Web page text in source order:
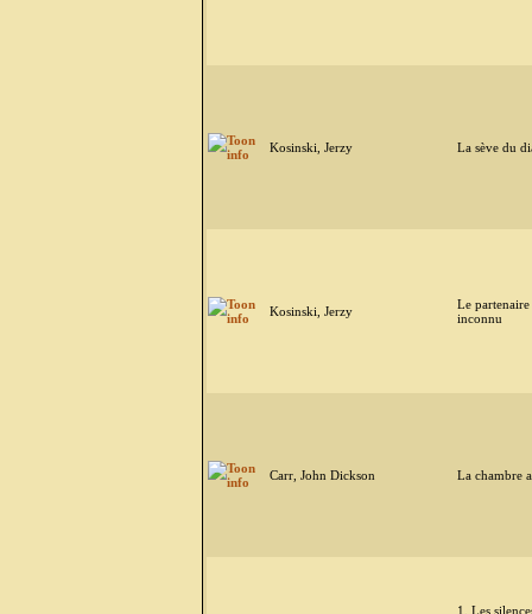
Kosinski, Jerzy La sève du
Kosinski, Jerzy
Le partenaire
inconnu
Carr, John Dickson La chambre
1. Les